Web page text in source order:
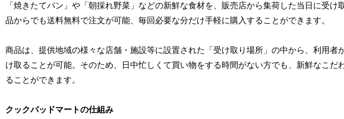
「焼きたてパン」や「朝採れ野菜」などの新鮮な食材を、販売店から集荷した当日に受け
品からでも送料無料で注文が可能、毎回必要な分だけ手軽に購入することができます。
商品は、提供地域の様々な店舗・施設等に設置された「受け取り場所」の中から、利用者
け取ることが可能。そのため、日中忙しくて買い物をする時間がない方でも、新鮮なこだ
ることができます。
クックパッドマートの仕組み